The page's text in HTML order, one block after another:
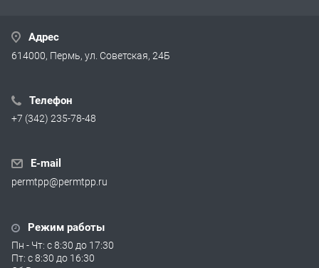
Адрес
614000, Пермь, ул. Советская, 24Б
Телефон
+7 (342) 235-78-48
E-mail
permtpp@permtpp.ru
Режим работы
Пн - Чт: с 8:30 до 17:30
Пт: с 8:30 до 16:30